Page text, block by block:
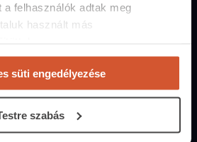
felhasználók adtak meg
használt más
süti engedélyezése
szabás
Energiatanúsítvány
közvetítőknek